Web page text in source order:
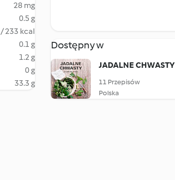
28 mg
0.5 g
233 kcal
0.1 g
1.2 g
0 g
33.3 g
Dostępny w
JADALNE CHWASTY
11 Przepisów
Polska